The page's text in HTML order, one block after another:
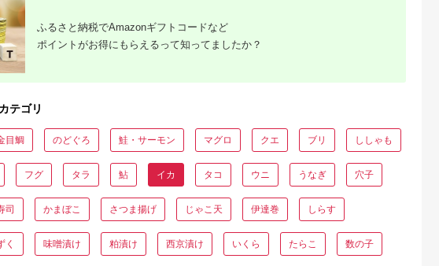
ふるさと納税でAmazonギフトコードなど
ポイントがお得にもらえるって知ってましたか？
テゴリ
目鯛 のどぐろ 鮭・サーモン マグロ クエ ブリ ししゃも
フグ タラ 鮎 イカ タコ ウニ うなぎ 穴子
司 かまぼこ さつま揚げ じゃこ天 伊達巻 しらす
く 味噌漬け 粕漬け 西京漬け いくら たらこ 数の子